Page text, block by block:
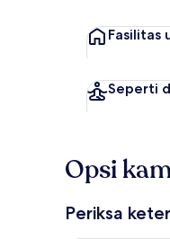
Fasilitas
Seperti
Opsi
Periksa